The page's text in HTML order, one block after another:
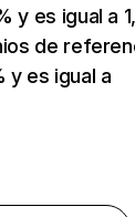
y es igual a
de
y es igual a